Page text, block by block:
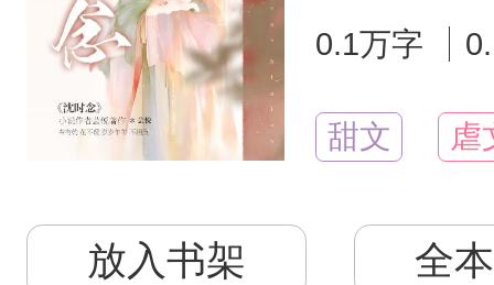
0.1万字
甜文 虐
放入书架 全